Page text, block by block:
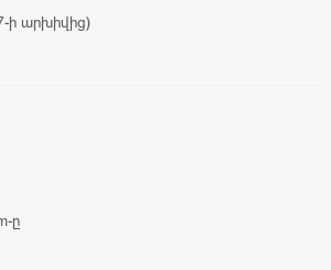
ի արխիվից)
ը